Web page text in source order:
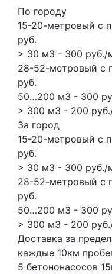
По городу
15-20-метровый с
руб.
> 30 м3 - 300 руб./
28-52-метровый с
руб.
50…200 м3 - 300
> 300 м3 - 200
За город
15-20-метровый с
руб.
> 30 м3 - 300 руб./
28-52-метровый с
руб.
50…200 м3 - 300
> 300 м3 - 200
Доставка за
каждые 10км
5 бетононасосов